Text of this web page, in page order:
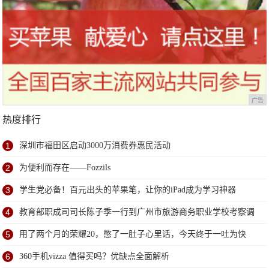
广告
热度排行
1 深圳市福田区启动3000万消费券惠民活动
2 为便利而存在——Fozzils
3 学生党必备！百元出头的苹果笔，让你的iPad成为学习神器
4 教育部职成司司长陈子季一行到广州市旅游商务职业学校考察调
研
5 用了两个月的荣耀20，憋了一肚子心里话，今天终于一吐为快
6 360手机vizza 值得买吗？优缺点全面解析